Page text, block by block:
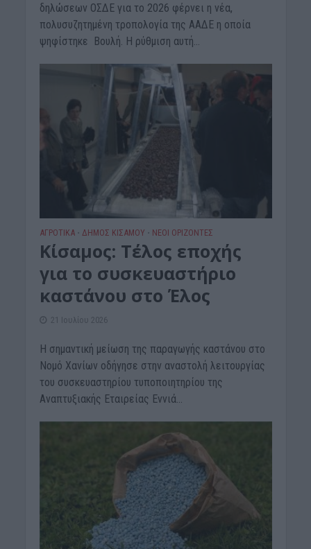
δηλώσεων ΟΣΔΕ για το 2026 φέρνει η νέα,
πολυσυζητημένη τροπολογία της ΑΑΔΕ η οποία
ψηφίστηκε Βουλή. Η ρύθμιση αυτή...
ΑΓΡΟΤΙΚΑ • ΔΉΜΟΣ ΚΙΣΆΜΟΥ • ΝΕΟΙ ΟΡΙΖΟΝΤΕΣ
Κίσαμος: Τέλος εποχής
για το συσκευαστήριο
καστάνου στο Έλος
21 Ιουλίου 2026
Η σημαντική μείωση της παραγωγής καστάνου στο
Νομό Χανίων οδήγησε στην αναστολή λειτουργίας
του συσκευαστηρίου τυποποιητηρίου της
Αναπτυξιακής Εταιρείας Εννιά...